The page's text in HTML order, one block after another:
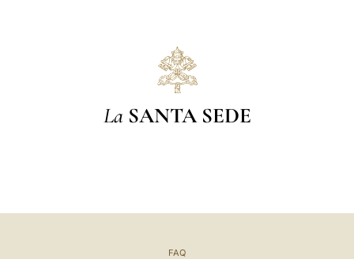
La SANTA SEDE
FAQ